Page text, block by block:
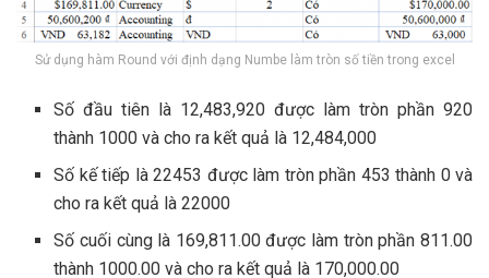
Sử dụng hàm Round với định dạng Numbe làm tròn số tiền trong excel
Số đầu tiên là 12,483,920 được làm tròn phần 920
thành 1000 và cho ra kết quả là 12,484,000
Số kế tiếp là 22453 được làm tròn phần 453 thành 0 và
cho ra kết quả là 22000
Số cuối cùng là 169,811.00 được làm tròn phần 811.00
thành 1000.00 và cho ra kết quả là 170,000.00